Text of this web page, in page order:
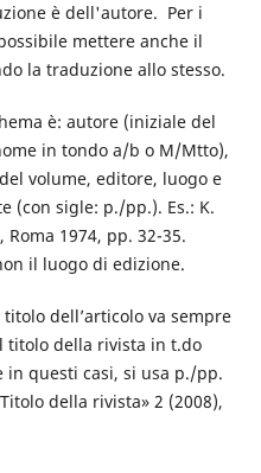
è dell'autore. Per i
mettere anche il
la traduzione allo stesso.
è: autore (iniziale del
in tondo a/b o M/Mtto),
volume, editore, luogo e
(con sigle: p./pp.). Es.: K.
Roma 1974, pp. 32-35.
il luogo di edizione.
dell’articolo va sempre
titolo della rivista in t.do
in questi casi, si usa p./pp.
della rivista» 2 (2008),